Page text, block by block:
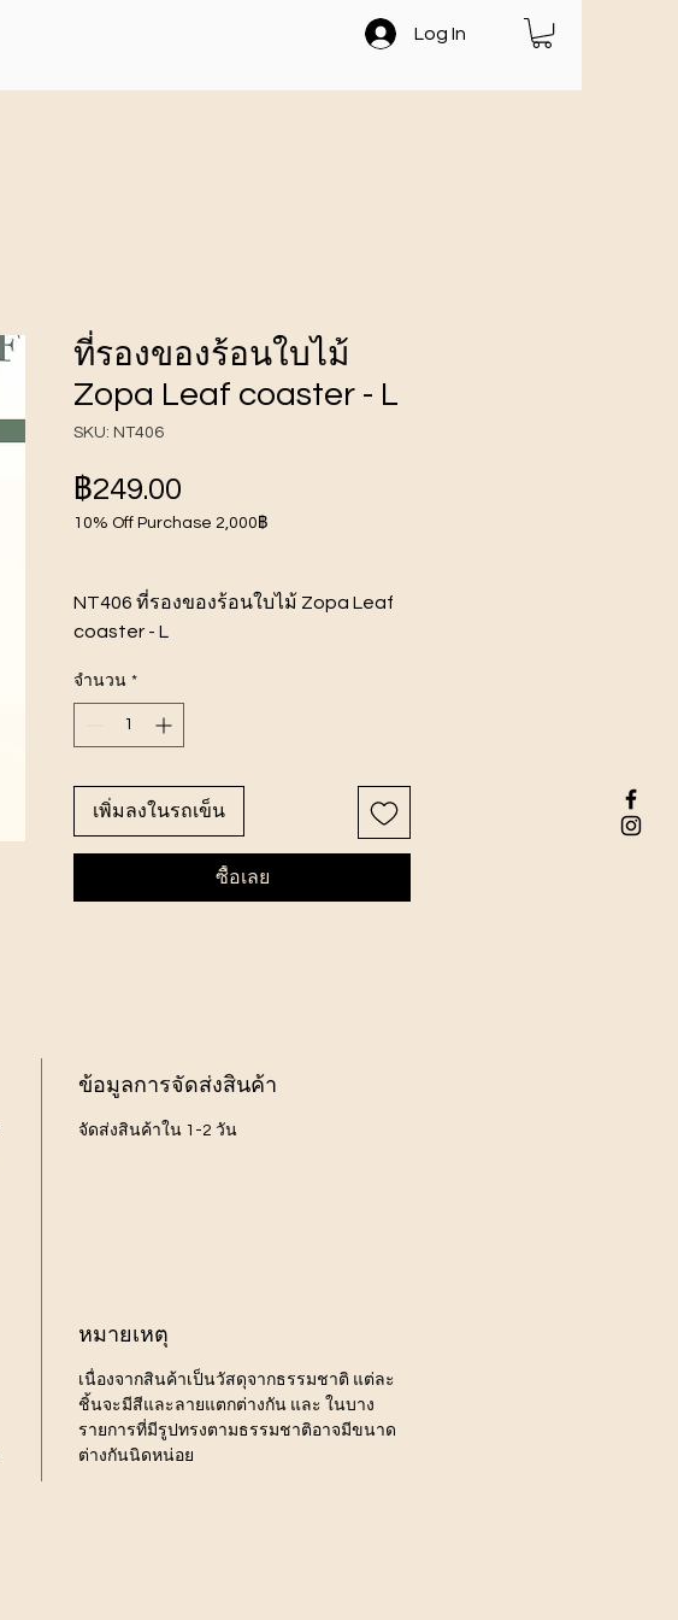
Log In
ที่รองของร้อนใบไม้
Zopa Leaf coaster - L
SKU: NT406
฿249.00
10% Off Purchase 2,000฿
NT406 ที่รองของร้อนใบไม้ Zopa Leaf
coaster - L
ไม้ยางพารา
จำนวน *
เพิ่มลงในรถเข็น
ซื้อเลย
ข้อมูลการจัดส่งสินค้า
จัดส่งสินค้าใน 1-2 วัน
หมายเหตุ
เนื่องจากสินค้าเป็นวัสดุจากธรรมชาติ แต่ละ
ชิ้นจะมีสีและลายแตกต่างกัน และ ในบาง
รายการที่มีรูปทรงตามธรรมชาติอาจมีขนาด
ต่างกันนิดหน่อย